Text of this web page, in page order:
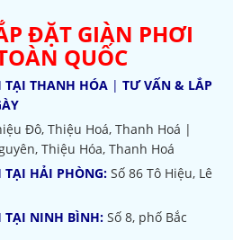
ĐẶT GIÀN PHƠI
QUỐC
TẠI THANH HÓA | TƯ VẤN & LẮP
Đô, Thiệu Hoá, Thanh Hoá |
Thiệu Hóa, Thanh Hoá
HẢI PHÒNG: Số 86 Tô Hiệu, Lê
TẠI NINH BÌNH: Số 8, phố Bắc